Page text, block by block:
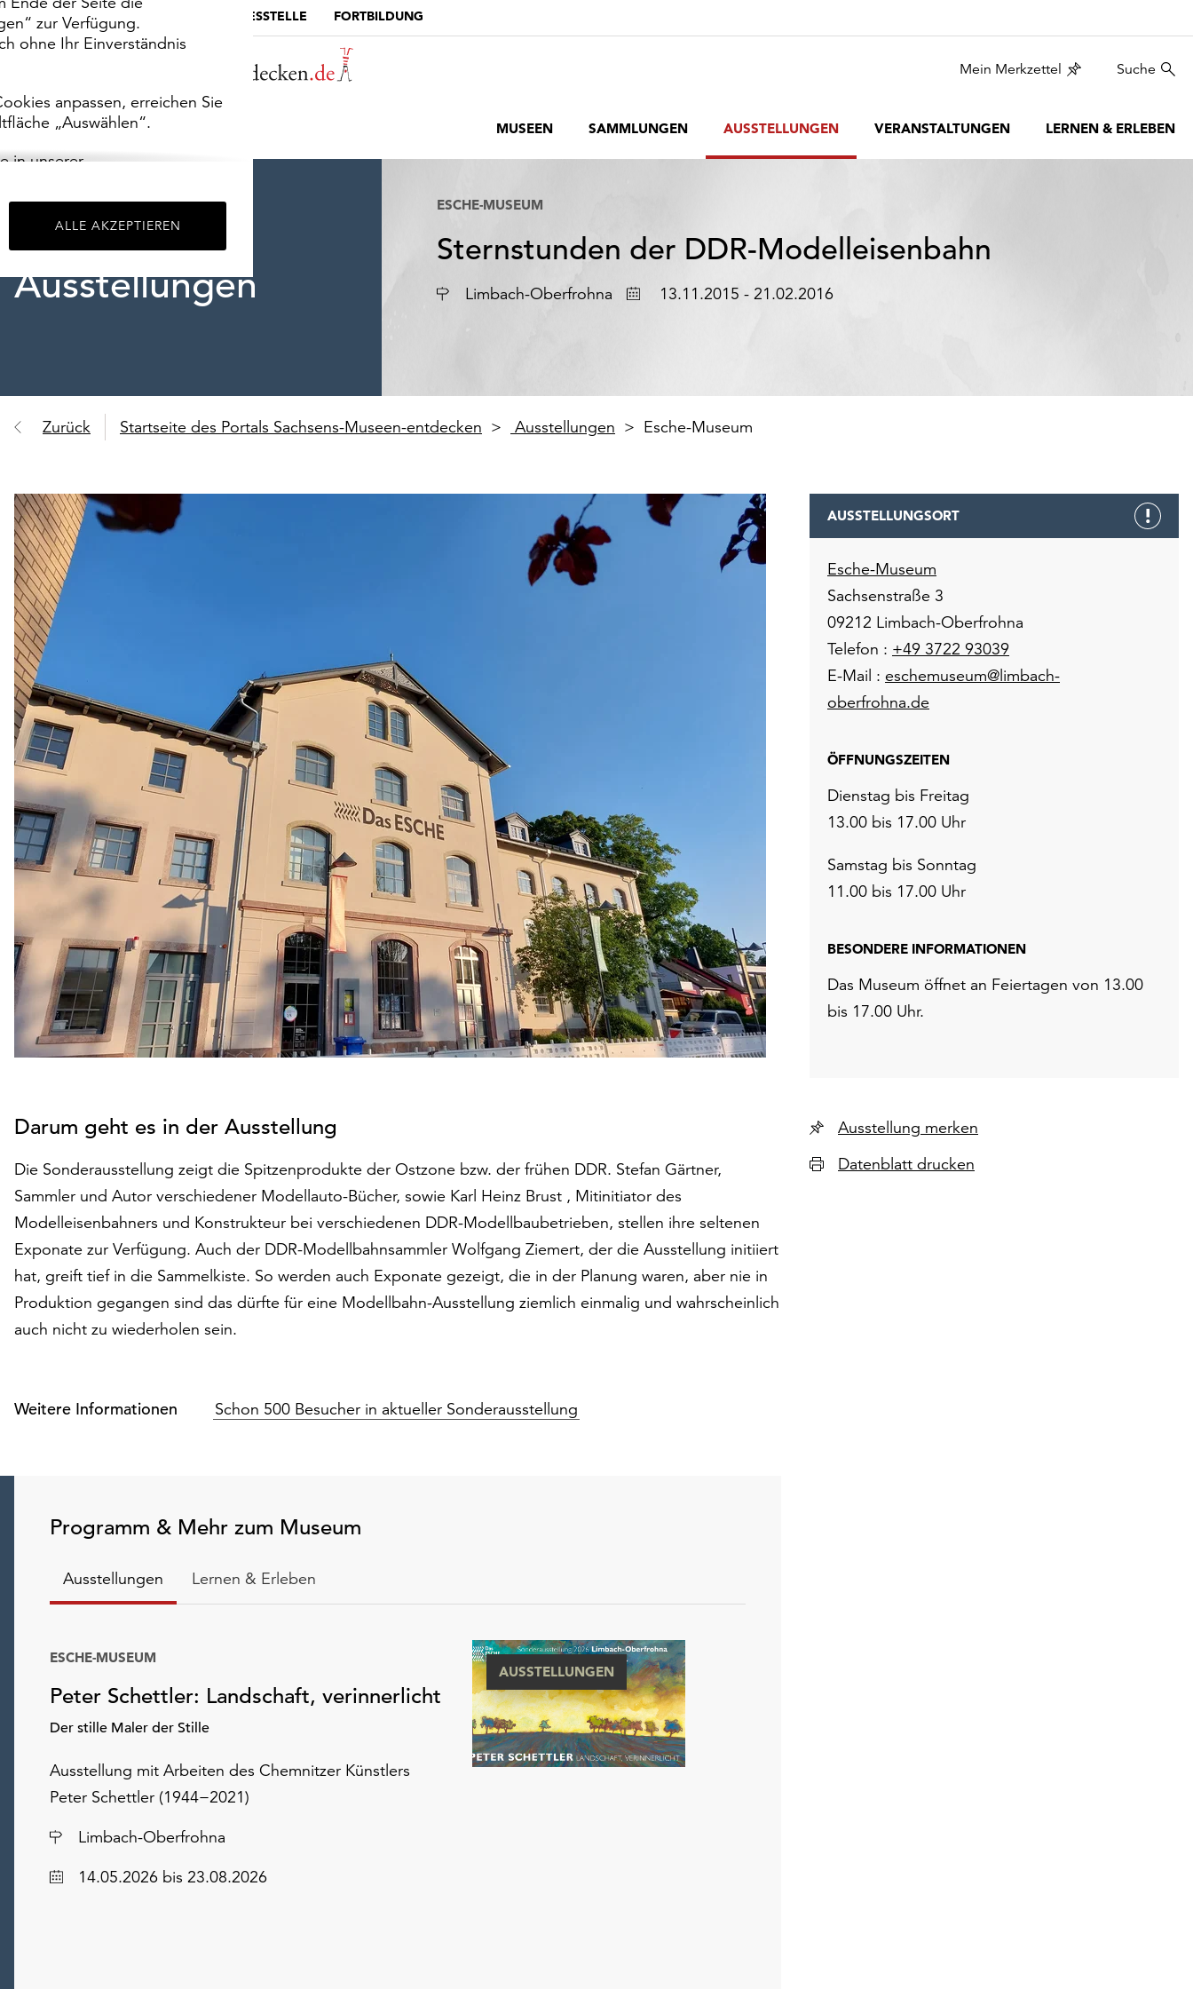
zur Verfügung.
ohne Ihr Einverständnis
anpassen, erreichen Sie
„Auswählen“.
in unserer
ALLE AKZEPTIEREN
MUSEUMSPORTAL DIE LANDESSTELLE FORTBILDUNG
Mein Merkzettel Suche
MUSEEN SAMMLUNGEN AUSSTELLUNGEN VERANSTALTUNGEN LERNEN & ERLEBEN
Ausstellungen
ESCHE-MUSEUM
Sternstunden der DDR-Modelleisenbahn
Ort Limbach-Oberfrohna Datum13.11.2015 - 21.02.2016
Zurück Startseite des Portals Sachsens-Museen-entdecken Ausstellungen Esche-Museum
Darum geht es in der Ausstellung
Die Sonderausstellung zeigt die Spitzenprodukte der Ostzone bzw. der frühen DDR. Stefan Gärtner,
Sammler und Autor verschiedener Modellauto-Bücher, sowie Karl Heinz Brust , Mitinitiator des
Modelleisenbahners und Konstrukteur bei verschiedenen DDR-Modellbaubetrieben, stellen ihre seltenen
Exponate zur Verfügung. Auch der DDR-Modellbahnsammler Wolfgang Ziemert, der die Ausstellung initiiert
hat, greift tief in die Sammelkiste. So werden auch Exponate gezeigt, die in der Planung waren, aber nie in
Produktion gegangen sind das dürfte für eine Modellbahn-Ausstellung ziemlich einmalig und wahrscheinlich
auch nicht zu wiederholen sein.
Weitere Informationen Schon 500 Besucher in aktueller Sonderausstellung
Programm & Mehr zum Museum
Ausstellungen Lernen & Erleben
Peter Schettler: Landschaft, verinnerlicht
Der stille Maler der Stille
ESCHE-MUSEUM
Ausstellung mit Arbeiten des Chemnitzer Künstlers
Peter Schettler (1944−2021)
Ort
Limbach-Oberfrohna
Datum14.05.2026 bis 23.08.2026
AUSSTELLUNGEN
AUSSTELLUNGSORT
Esche-Museum
Sachsenstraße 3
09212 Limbach-Oberfrohna
Telefon : +49 3722 93039
E-Mail : eschemuseum@limbach-
oberfrohna.de
ÖFFNUNGSZEITEN
Dienstag bis Freitag
13.00 bis 17.00 Uhr
Samstag bis Sonntag
11.00 bis 17.00 Uhr
BESONDERE INFORMATIONEN
Das Museum öffnet an Feiertagen von 13.00
bis 17.00 Uhr.
Ausstellung merken
Datenblatt drucken